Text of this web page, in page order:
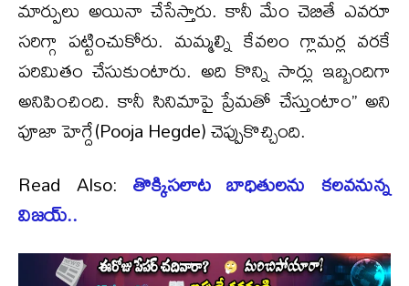
మార్పులు అయినా చేసేస్తారు. కానీ మేం చెబితే ఎవరూ
సరిగ్గా పట్టించుకోరు. మమ్మల్ని కేవలం గ్లామర్ల వరకే
పరిమితం చేసుకుంటారు. అది కొన్ని సార్లు ఇబ్బందిగా
అనిపించింది. కానీ సినిమాపై ప్రేమతో చేస్తుంటాం’’ అని
పూజా హెగ్దే(Pooja Hegde) చెప్పుకొచ్చింది.
Read Also: తొక్కిసలాట బాధితులను కలవనున్న
విజయ్..